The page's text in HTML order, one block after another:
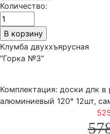
Количество:
Клумба двуххъярусная
"Горка №3"
Комплектация: доски дпк в
алюминиевый 120° 12шт,